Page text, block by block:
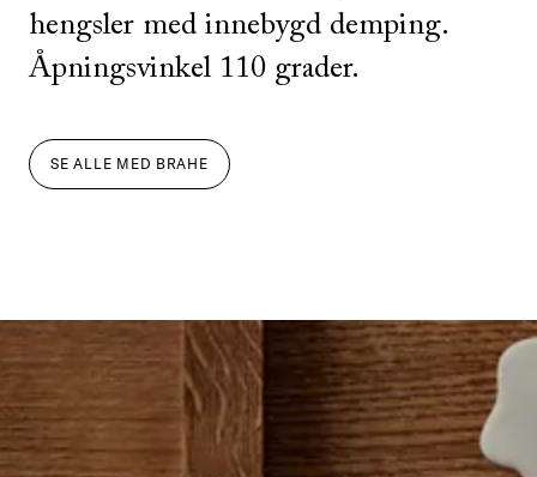
hengsler med innebygd demping.
Åpningsvinkel 110 grader.
SE ALLE MED BRAHE